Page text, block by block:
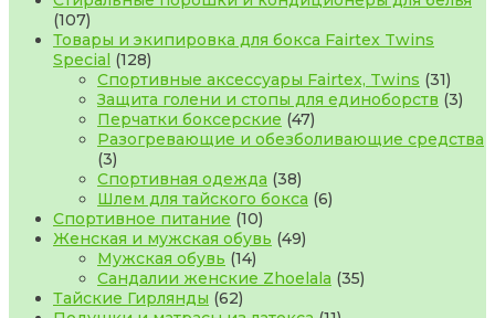
107107
товаров
Товары и экипировка для бокса Fairtex Twins
Special 128128
товаров
Спортивные аксессуары Fairtex, Twins 3131
товар
Защита голени и стопы для единоборств 33
Перчатки боксерские 4747
товаров
Разогревающие и обезболивающие средства
33
товара
Спортивная одежда 3838
товаров
Шлем для тайского бокса 66
Спортивное питание 1010
товаров
Женская и мужская обувь 4949
Мужская обувь 1414
товаров
Сандалии женские Zhoelala 3535
Тайские Гирлянды 6262